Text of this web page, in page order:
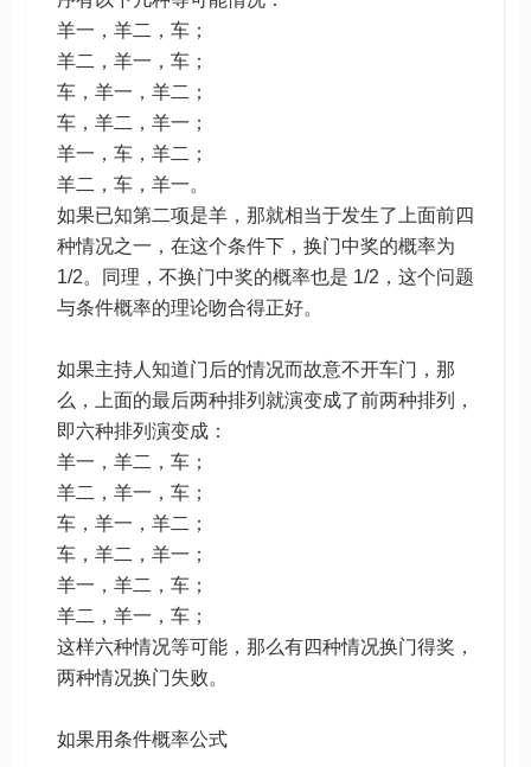
羊一，羊二，车；
羊二，羊一，车；
车，羊一，羊二；
车，羊二，羊一；
羊一，车，羊二；
羊二，车，羊一。
如果已知第二项是羊，那就相当于发生了上面前四
种情况之一，在这个条件下，换门中奖的概率为
1/2。同理，不换门中奖的概率也是 1/2，这个问题
与条件概率的理论吻合得正好。
如果主持人知道门后的情况而故意不开车门，那
么，上面的最后两种排列就演变成了前两种排列，
即六种排列演变成：
羊一，羊二，车；
羊二，羊一，车；
车，羊一，羊二；
车，羊二，羊一；
羊一，羊二，车；
羊二，羊一，车；
这样六种情况等可能，那么有四种情况换门得奖，
两种情况换门失败。
如果用条件概率公式